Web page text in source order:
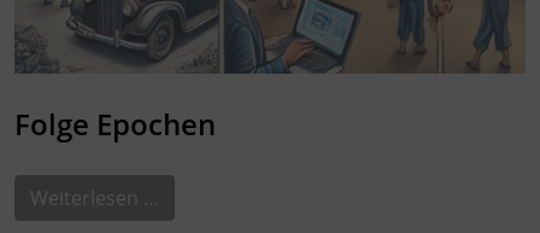
Folge Epochen
Weiterlesen …